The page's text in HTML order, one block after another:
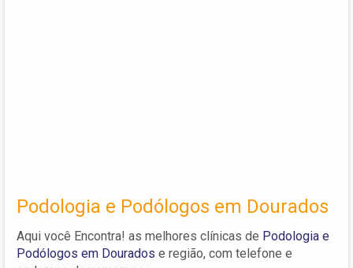
Podologia e Podólogos em Dourados
Aqui você Encontra! as melhores clínicas de Podologia e
Podólogos em Dourados e região, com telefone e